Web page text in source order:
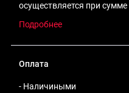
осуществляется при сумме
Подробнее
Оплата
- Наличиными